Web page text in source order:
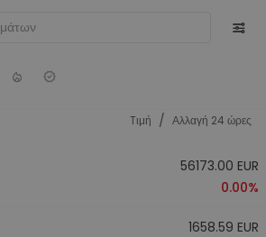
Tιμή / Αλλαγή 24 ώρες
56173.00 EUR
0.00%
1658.59 EUR